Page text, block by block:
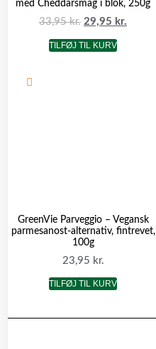
med Cheddarsmag i blok, 250g
33,95kr. 29,95 kr.
TILFØJ TIL KURV
GreenVie Parveggio – Vegansk
parmesanost-alternativ, fintrevet,
100g
23,95 kr.
TILFØJ TIL KURV